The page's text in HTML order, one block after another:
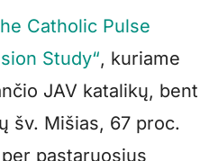
Catholic Pulse
Study“, kuriame
JAV katalikų, bent
šv. Mišias, 67 proc.
pastaruosius